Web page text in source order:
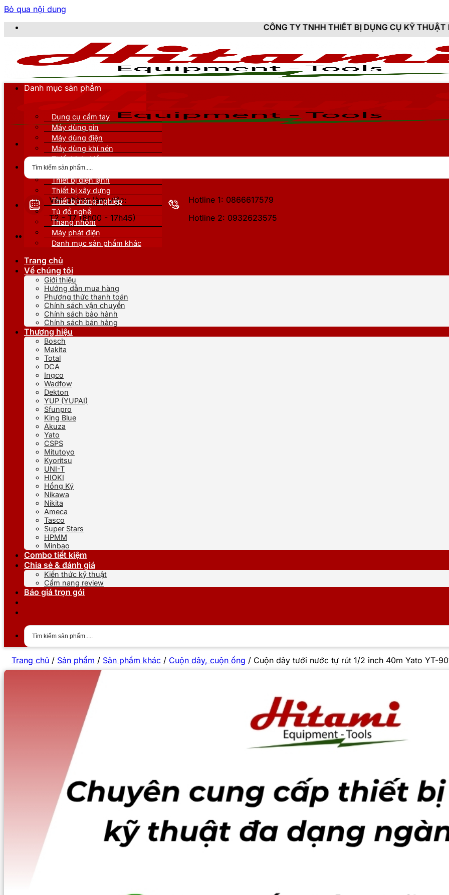
Bỏ qua nội dung
CÔNG TY TNHH THIẾT BỊ DỤNG CỤ KỸ THUẬT HITAMI -
Văn phòng làm việc:
T2 - T7 (8h00 - 17h45)
Hotline 1: 0866617579
Hotline 2: 0932623575
Danh mục sản phẩm
Dụng cụ cầm tay
Máy dùng pin
Máy dùng điện
Máy dùng khí nén
Thiết bị đo kiểm
Thiết bị nâng đỡ
Thiết bị điện lạnh
Thiết bị xây dựng
Thiết bị nông nghiệp
Tủ đồ nghề
Thang nhôm
Máy phát điện
Danh mục sản phẩm khác
Trang chủ
Về chúng tôi
Giới thiệu
Hướng dẫn mua hàng
Phương thức thanh toán
Chính sách vận chuyển
Chính sách bảo hành
Chính sách bán hàng
Thương hiệu
Bosch
Makita
Total
DCA
Ingco
Wadfow
Dekton
YUP (YUPAI)
Sfunpro
King Blue
Akuza
Yato
CSPS
Mitutoyo
Kyoritsu
UNI-T
HIOKI
Hồng Ký
Nikawa
Nikita
Ameca
Tasco
Super Stars
HPMM
Minbao
Combo tiết kiệm
Chia sẻ & đánh giá
Kiến thức kỹ thuật
Cẩm nang review
Báo giá trọn gói
Trang chủ / Sản phẩm / Sản phẩm khác / Cuộn dây, cuộn ống / Cuộn dây tưới nước tự rút 1/2 inch 40m Yato YT-